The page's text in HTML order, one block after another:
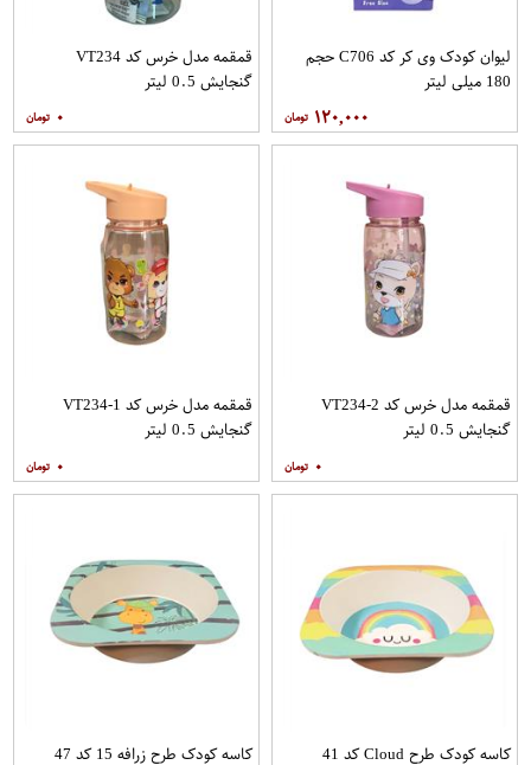
لیوان کودک وی کر کد C706 حجم
180 میلی لیتر
۱۲۰,۰۰۰
قمقمه مدل خرس کد VT234
گنجایش 0.5 لیتر
۰
قمقمه مدل خرس کد VT234-2
گنجایش 0.5 لیتر
۰
قمقمه مدل خرس کد VT234-1
گنجایش 0.5 لیتر
۰
کاسه کودک طرح Cloud کد 41 کاسه کودک طرح زرافه 15 کد 47